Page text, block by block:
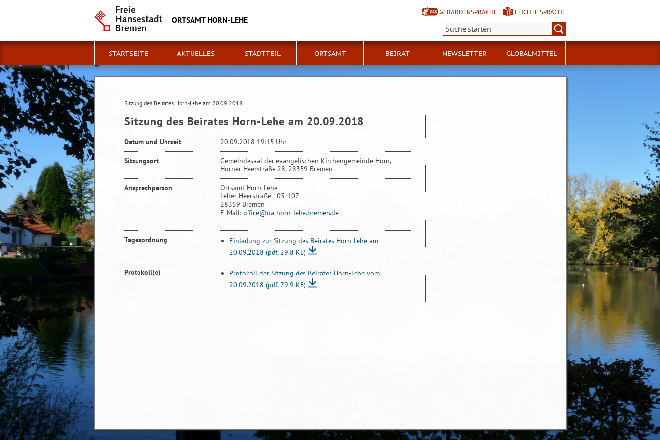
ORTSAMT HORN-LEHE
GEBÄRDENSPRACHE
LEICHTE SPRACHE
Suche:
STARTSEITE AKTUELLES STADTTEIL ORTSAMT BEIRAT NEWSLETTER GLOBALMITTEL
Sitzung des Beirates Horn-Lehe am 20.09.2018
Sitzung des Beirates Horn-Lehe am 20.09.2018
Datum und Uhrzeit 20.09.2018 19:15 Uhr
Sitzungsort
Gemeindesaal der evangelischen Kirchengemeinde Horn,
Horner Heerstraße 28, 28359 Bremen
Ansprechperson
Ortsamt Horn-Lehe
Leher Heerstraße 105-107
28359 Bremen
E-Mail: office@oa-horn-lehe.bremen.de
Tagesordnung
Einladung zur Sitzung des Beirates Horn-Lehe am
20.09.2018 (pdf, 29.8 KB)
Protokoll(e)
Protokoll der Sitzung des Beirates Horn-Lehe vom
20.09.2018 (pdf, 79.9 KB)